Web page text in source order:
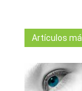
Artículos